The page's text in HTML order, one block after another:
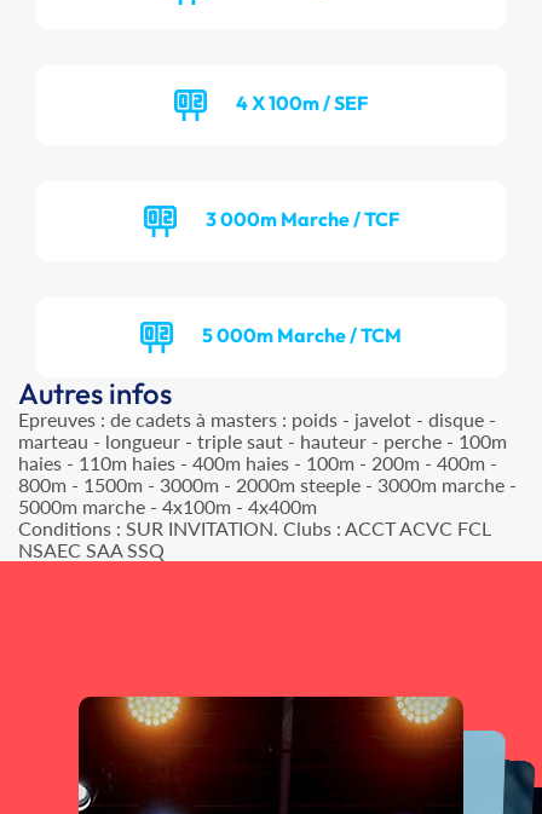
4 X 100m / SEF
3 000m Marche / TCF
5 000m Marche / TCM
Autres infos
Epreuves : de cadets à masters : poids - javelot - disque -
marteau - longueur - triple saut - hauteur - perche - 100m
haies - 110m haies - 400m haies - 100m - 200m - 400m -
800m - 1500m - 3000m - 2000m steeple - 3000m marche -
5000m marche - 4x100m - 4x400m
Conditions : SUR INVITATION. Clubs : ACCT ACVC FCL
NSAEC SAA SSQ